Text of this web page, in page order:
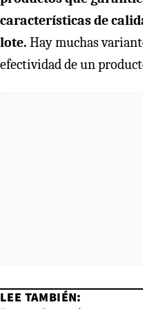
características de
lote. Hay muchas
efectividad de un
LEE TAMBIÉN: